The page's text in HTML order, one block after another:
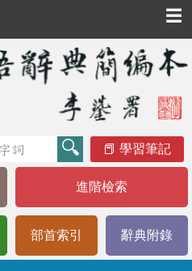
☰
學習筆記
進階檢索
部首索引 辭典附錄